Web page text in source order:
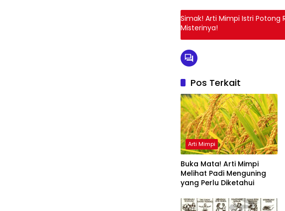
Simak! Arti Mimpi Istri Potong
Misterinya!
Pos Terkait
Arti Mimpi
Buka Mata! Arti Mimpi
Melihat Padi Menguning
yang Perlu Diketahui